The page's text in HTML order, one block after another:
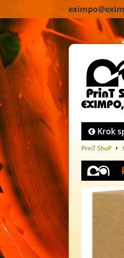
Krok
PrinT ShoP